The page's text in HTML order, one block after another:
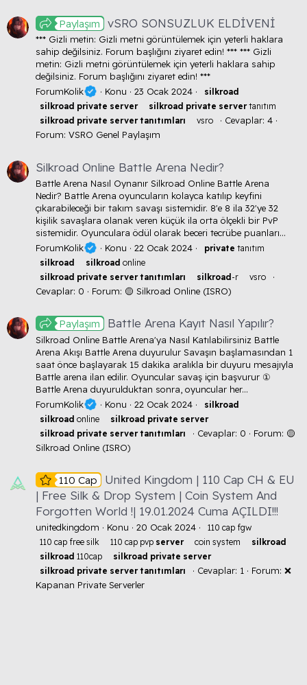
Paylaşım vSRO SONSUZLUK ELDİVENİ
*** Gizli metin: Gizli metni görüntülemek için yeterli haklara
sahip değilsiniz. Forum başlığını ziyaret edin! *** *** Gizli
metin: Gizli metni görüntülemek için yeterli haklara sahip
değilsiniz. Forum başlığını ziyaret edin! ***
ForumKolik
Konu 23 Ocak 2024
silkroad
silkroad private server silkroad private servertanıtım
silkroad private server tanıtımları vsro
Cevaplar: 4
Forum: VSRO Genel Paylaşım
Silkroad Online Battle Arena Nedir?
Battle Arena Nasıl Oynanır Silkroad Online Battle Arena
Nedir? Battle Arena oyuncuların kolayca katılıp keyfini
çıkarabileceği bir takım savaşı sistemidir. 8'e 8 ila 32'ye 32
kişilik savaşlara olanak veren küçük ila orta ölçekli bir PvP
sistemidir. Oyunculara ödül olarak beceri tecrübe puanları...
ForumKolik
Konu 22 Ocak 2024 private tanıtım
silkroad
silkroad online
silkroad private server tanıtımları silkroad -r vsro
Cevaplar: 0 Forum: 🟡 Silkroad Online (ISRO)
Paylaşım Battle Arena Kayıt Nasıl Yapılır?
Silkroad Online Battle Arena'ya Nasıl Katılabilirsiniz Battle
Arena Akışı Battle Arena duyurulur Savaşın başlamasından 1
saat önce başlayarak 15 dakika aralıkla bir duyuru mesajıyla
Battle arena ilan edilir. Oyuncular savaş için başvurur ①
Battle Arena duyurulduktan sonra, oyuncular her...
ForumKolik
Konu 22 Ocak 2024
silkroad
silkroad online silkroad private server
silkroad private server tanıtımları Cevaplar: 0 Forum: 🟡
Silkroad Online (ISRO)
110 Cap
United Kingdom | 110 Cap CH & EU
| Free Silk & Drop System | Coin System And
Forgotten World !| 19.01.2024 Cuma AÇILDI!!!
unitedkingdom Konu 20 Ocak 2024
110 cap fgw
110 cap free silk
110 cap pvp server coin system
silkroad
silkroad 110cap silkroad private server
silkroad private server tanıtımları Cevaplar: 1 Forum: ❌
Kapanan Private Serverler